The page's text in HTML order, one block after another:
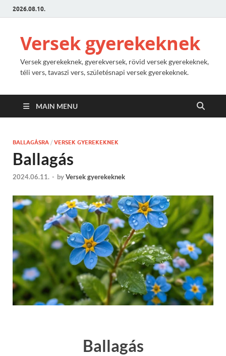
2026.08.10.
Versek gyerekeknek
Versek gyerekeknek, gyerekversek, rövid versek gyerekeknek,
téli vers, tavaszi vers, születésnapi versek gyerekeknek.
MAIN MENU
BALLAGÁSRA / VERSEK GYEREKEKNEK
Ballagás
2024.06.11. - byVersek gyerekeknek
Ballagás